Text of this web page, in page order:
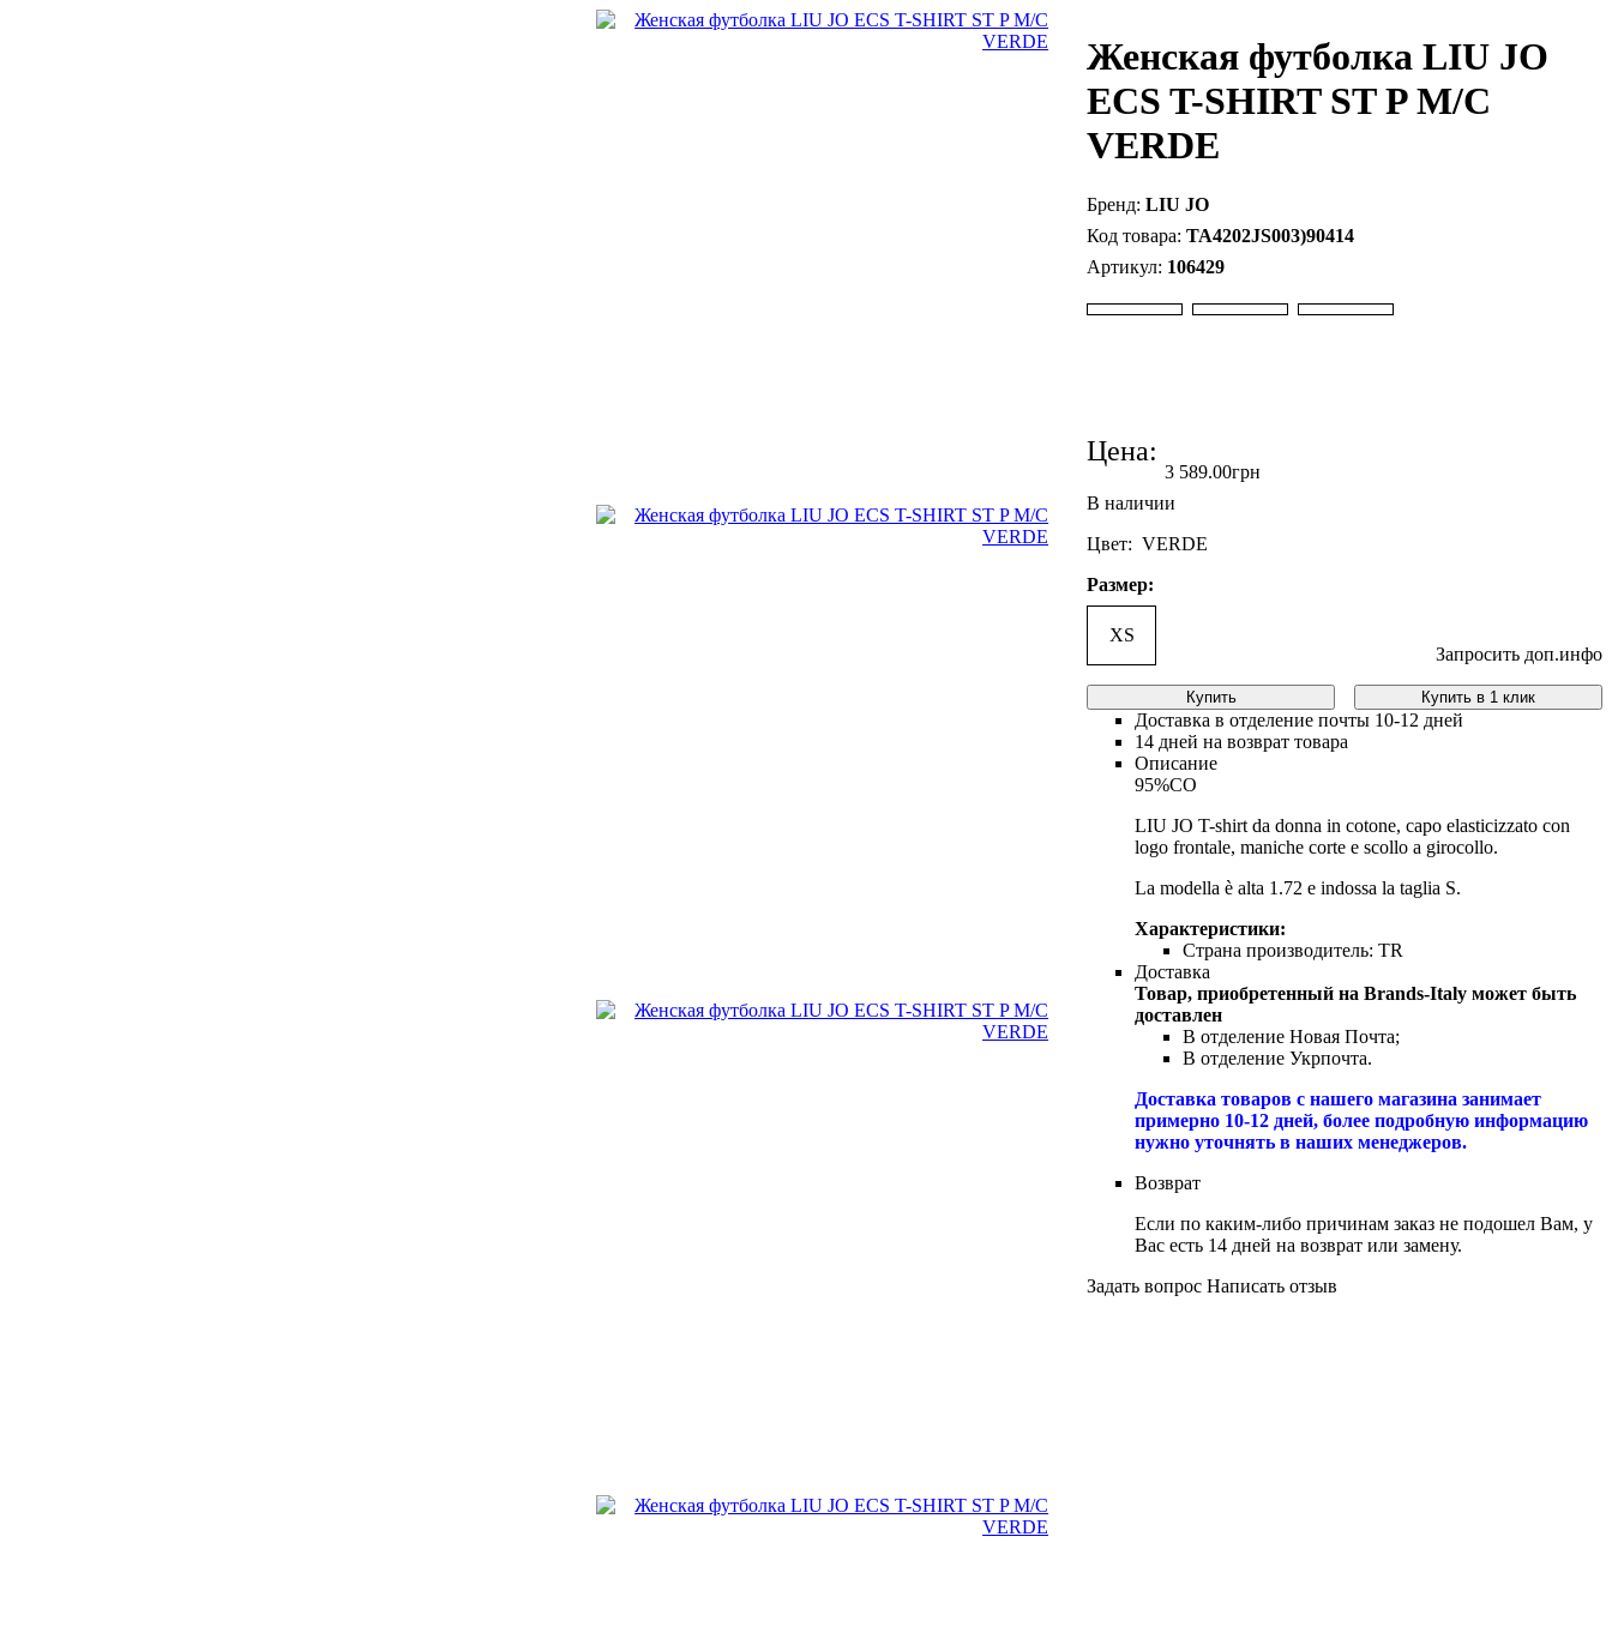
Женская футболка LIU JO
ECS T-SHIRT ST P M/C
VERDE
LIU JO
TA4202JS003)90414
106429
Цена:
3 589.00грн
Цвет: VERDE
Размер:
XS
Запросить доп.инфо
Купить Купить в 1 клик
Доставка в отделение почты 10-12 дней
14 дней на возврат товара
Описание
95%CO
LIU JO T-shirt da donna in cotone, capo elasticizzato con
logo frontale, maniche corte e scollo a girocollo.
La modella è alta 1.72 e indossa la taglia S.
Характеристики:
Страна производитель:TR
Доставка
Товар, приобретенный на Brands-Italy может быть
доставлен
В отделение Новая Почта;
В отделение Укрпочта.
Доставка товаров с нашего магазина занимает
примерно 10-12 дней, более подробную информацию
нужно уточнять в наших менеджеров.
Возврат
Если по каким-либо причинам заказ не подошел Вам, у
Вас есть 14 дней на возврат или замену.
Задать вопрос Написать отзыв